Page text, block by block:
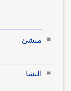
منشئ
النشا